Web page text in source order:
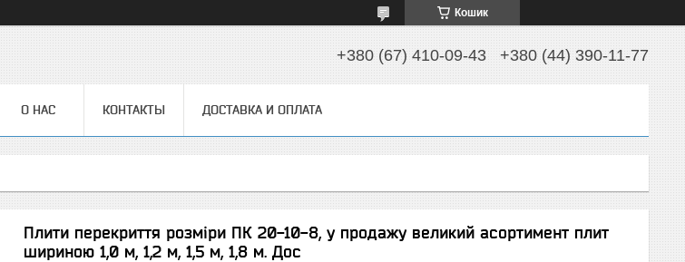
Кошик
+380 (67) 410-09-43 +380 (44) 390-11-77
О НАС КОНТАКТЫ ДОСТАВКА И ОПЛАТА
Плити перекриття розміри ПК 20-10-8, у продажу великий асортимент плит
шириною 1,0 м, 1,2 м, 1,5 м, 1,8 м. Дос